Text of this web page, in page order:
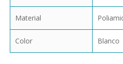
Material
Color Blanco